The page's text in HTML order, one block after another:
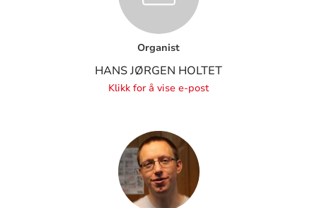
Organist
HANS JØRGEN HOLTET
Klikk for å vise e-post